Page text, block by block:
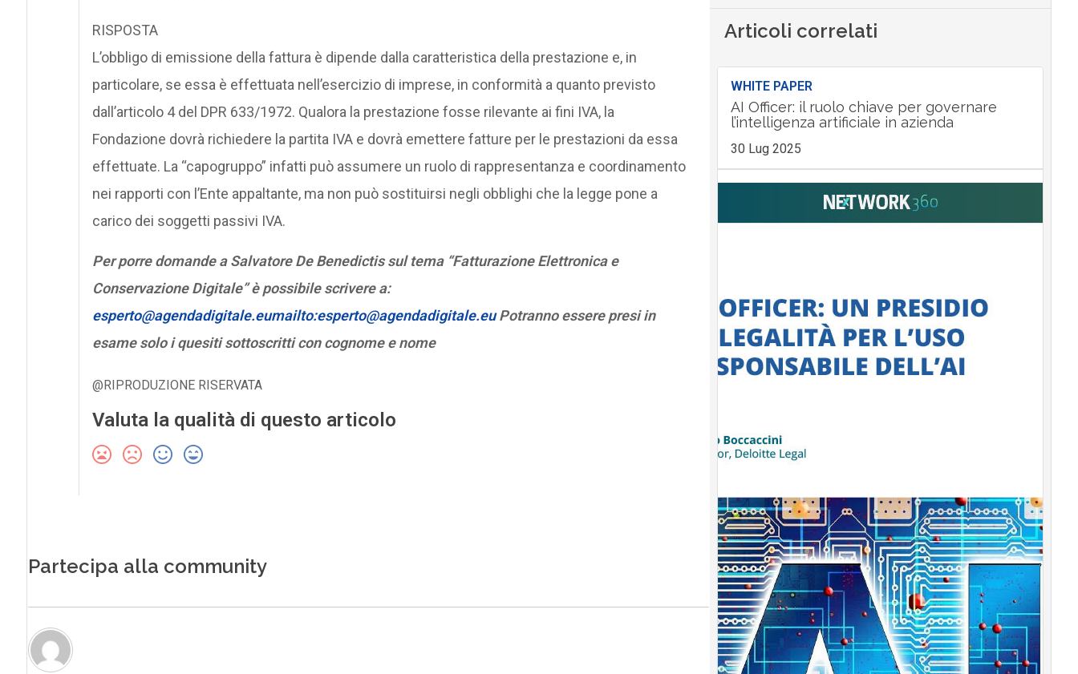
RISPOSTA
L’obbligo di emissione della fattura è dipende dalla caratteristica della prestazione e, in
particolare, se essa è effettuata nell’esercizio di imprese, in conformità a quanto previsto
dall’articolo 4 del DPR 633/1972. Qualora la prestazione fosse rilevante ai fini IVA, la
Fondazione dovrà richiedere la partita IVA e dovrà emettere fatture per le prestazioni da essa
effettuate. La “capogruppo” infatti può assumere un ruolo di rappresentanza e coordinamento
nei rapporti con l’Ente appaltante, ma non può sostituirsi negli obblighi che la legge pone a
carico dei soggetti passivi IVA.
Per porre domande a Salvatore De Benedictis sul tema “Fatturazione Elettronica e
Conservazione Digitale” è possibile scrivere a:
esperto@agendadigitale.eumailto:esperto@agendadigitale.euPotranno essere presi in
esame solo i quesiti sottoscritti con cognome e nome
@RIPRODUZIONE RISERVATA
Valuta la qualità di questo articolo
Partecipa alla community
Articoli correlati
WHITE PAPER
AI Officer: il ruolo chiave per governare
l’intelligenza artificiale in azienda
30 Lug 2025